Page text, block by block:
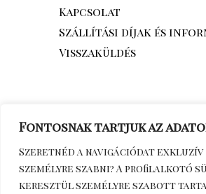
Fontosnak tartjuk az
Szeretnéd a navigációdat
személyre szabni? A profilalkotó
keresztül személyre szabott
Kapcsolat
Szállítási díjak és
Visszaküldés